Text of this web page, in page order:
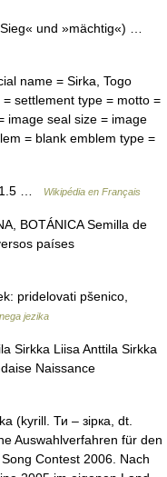
und »mächtig«) …
name = Sirka, Togo
settlement type = motto =
image seal size = image
= blank emblem type =
1.5 … Wikipédia en Français
BOTÁNICA Semilla de
países
pridelovati pšenico,
jezika
Sirkka Liisa Anttila Sirkka
Naissance
(kyrill. Ти – зірка, dt.
Auswahlverfahren für den
Contest 2006. Nach